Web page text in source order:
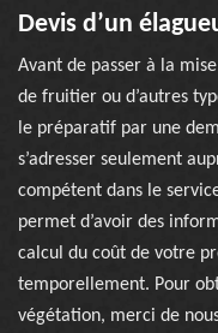
Devis d’un
Avant de passer à la
de fruitier ou d’autres
le préparatif par une
s’adresser seulement
compétent dans le
permet d’avoir des
calcul du coût de votre
temporellement. Pour
végétation, merci de